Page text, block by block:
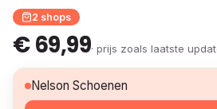
2 shops
€ 69,99· prijs zoals laatste
Nelson Schoenen